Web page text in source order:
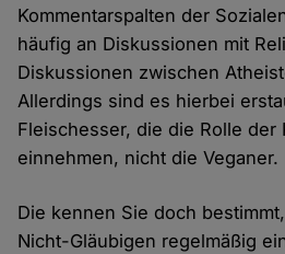
Kommentarspalten der
häufig an Diskussionen mit
Diskussionen zwischen
Allerdings sind es hierbei
Fleischesser, die die Rolle der
einnehmen, nicht die Veganer.
Die kennen Sie doch
Nicht-Gläubigen regelmäßig